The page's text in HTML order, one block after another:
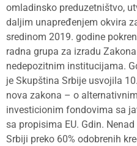
omladinsko preduzetništvo,
daljim unapređenjem okvira
sredinom 2019. godine
radna grupa za izradu
nedepozitnim institucijama.
je Skupština Srbije usvojila
nova zakona – o
investicionim fondovima sa
sa propisima EU. Gdin.
Srbiji preko 60% odobrenih